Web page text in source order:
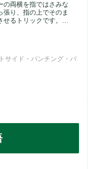
の両横を指ではさみな
張り、指の上でそのま
せるトリックです。ハ
サイド・パンチング・バ